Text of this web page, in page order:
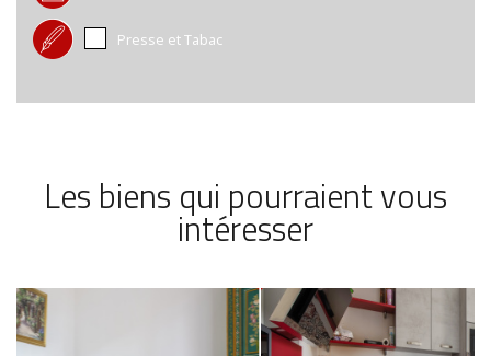
Presse et Tabac
Les biens qui pourraient vous
intéresser